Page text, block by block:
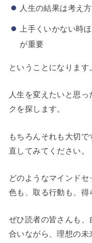
人生の結果は考え
上手くいかない時
が重要
ということになります
人生を変えたいと思
クを探します。
もちろんそれも大切
直してみてください。
どのようなマインド
色も、取る行動も、得
ぜひ読者の皆さんも、
合いながら、理想の